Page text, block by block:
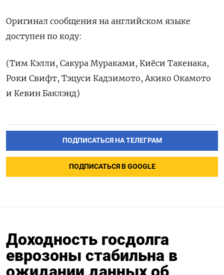
Оригинал сообщения на английском языке
доступен по коду:
(Тим Кэлли, Сакура Мураками, Киёси Такенака,
Роки Свифт, Тэцуси Кадзимото, Акико Окамото
и Кевин Баклэнд)
ПОДПИСАТЬСЯ НА ТЕЛЕГРАМ
ПОДПИСАТЬСЯ В GOOGLE
Доходность госдолга
еврозоны стабильна в